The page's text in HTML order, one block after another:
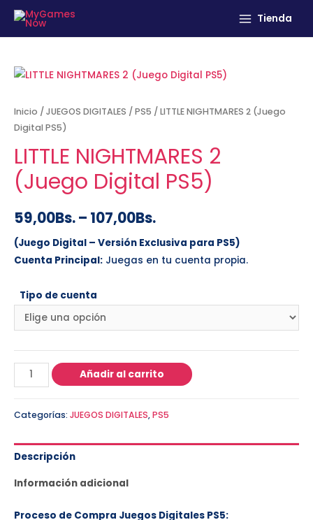
Tienda
Inicio /JUEGOS DIGITALES /PS5 / LITTLE NIGHTMARES 2 (Juego
Digital PS5)
LITTLE NIGHTMARES 2
(Juego Digital PS5)
59,00Bs.– 107,00Bs.
(Juego Digital – Versión Exclusiva para PS5)
Cuenta Principal: Juegas en tu cuenta propia.
Tipo de cuenta
Añadir al carrito
Categorías: JUEGOS DIGITALES,PS5
Descripción
Información adicional
Proceso de Compra Juegos Digitales PS5: